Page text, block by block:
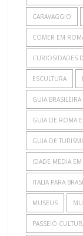
CARAVAGGIO
COMER EM
CURIOSIDADES
ESCULTURA
GUIA
GUIA DE ROMA
GUIA DE
IDADE MEDIA
ITALIA PARA
MUSEUS
PASSEIO